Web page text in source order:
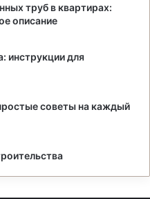
труб в квартирах:
описание
инструкции для
советы на каждый